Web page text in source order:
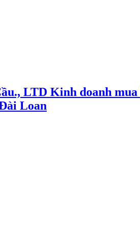
LTD Kinh doanh
Loan